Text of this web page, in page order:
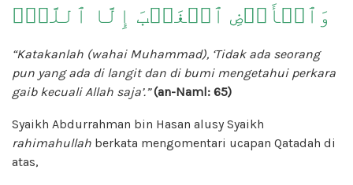
وَٱلۡأَرۡضِ ٱلۡغَيۡبَ إِلَّا ٱللَّهُۚ
“Katakanlah (wahai Muhammad), ‘Tidak ada seorang
pun yang ada di langit dan di bumi mengetahui perkara
gaib kecuali Allah saja’.” (an-Naml: 65)
Syaikh Abdurrahman bin Hasan alusy Syaikh
rahimahullah berkata mengomentari ucapan Qatadah di
atas,